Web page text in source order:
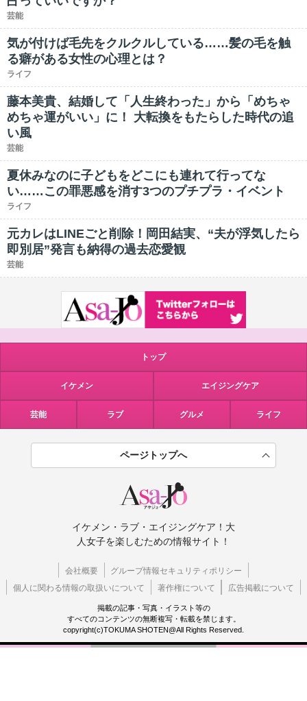
芸能
気が付けば毛先をクルクルしている……髪の毛を触
る癖がある女性の心理とは？
ライフ
藤本美貴、結婚して「人生終わった」から「めちゃ
めちゃ運がいい」に！ 大転換をもたらした時代の追
い風
芸能
夏休みなのに子どもをどこにも連れて行ってな
い……この罪悪感を消す3つのプチプラ・イベント
ライフ
元カレはLINEごと削除！岡田結実、“夫が浮気したら
即別居”発言も納得の過去恋愛観
芸能
トップ
イケメン エイジングケア
芸能 ラブ グルメ ライフ
ページトップへ
イケメン・ラブ・エイジングケア！大
人女子を楽しむための情報サイト！
会社概要
グループ情報セキュリティポリシー
個人に関わる情報の取扱いについて
著作権について 広告掲載について
掲載の記事・写真・イラスト等の
すべてのコンテンツの無断複写・転載を禁じます。
copyright(c)TOKUMA SHOTEN@All Rights Reserved.